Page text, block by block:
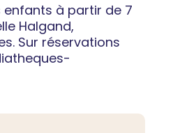
enfants à partir de 7
Halgand,
Sur réservations